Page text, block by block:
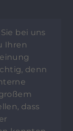
bei uns
Ihren
denn
dass